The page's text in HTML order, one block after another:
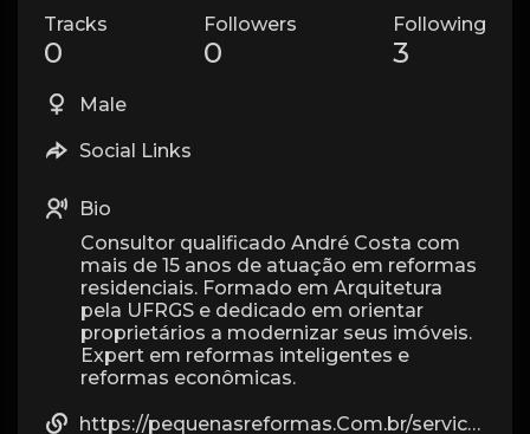
Tracks
0
Followers
0
Following
3
Male
Social Links
Bio
Consultor qualificado André Costa com
mais de 15 anos de atuação em reformas
residenciais. Formado em Arquitetura
pela UFRGS e dedicado em orientar
proprietários a modernizar seus imóveis.
Expert em reformas inteligentes e
reformas econômicas.
https://pequenasreformas.Com.br/servico/reforma-de-apartamento/